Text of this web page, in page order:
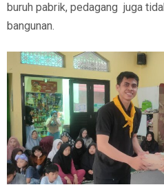
buruh pabrik, pedagang juga
bangunan.